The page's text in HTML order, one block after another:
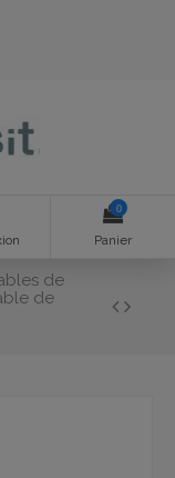
0
Panier
de
de